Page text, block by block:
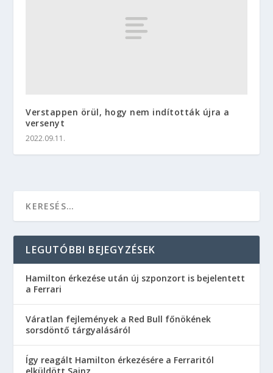
Verstappen örül, hogy nem indították újra a
versenyt
2022.09.11.
LEGUTÓBBI BEJEGYZÉSEK
Hamilton érkezése után új szponzort is bejelentett
a Ferrari
Váratlan fejlemények a Red Bull főnökének
sorsdöntő tárgyalásáról
Így reagált Hamilton érkezésére a Ferraritól